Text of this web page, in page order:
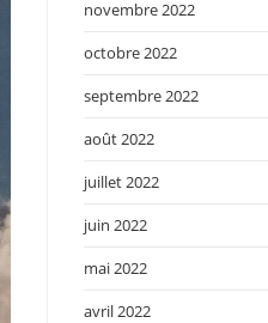
novembre 2022
octobre 2022
septembre 2022
août 2022
juillet 2022
juin 2022
mai 2022
avril 2022